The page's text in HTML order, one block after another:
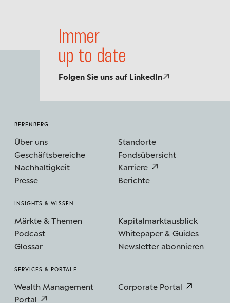
Immer
up to date
Folgen Sie uns auf LinkedIn
BERENBERG
Über uns
Standorte
Geschäftsbereiche
Fondsübersicht
Nachhaltigkeit
Karriere
Presse
Berichte
INSIGHTS & WISSEN
Märkte & Themen
Kapitalmarktausblick
Podcast
Whitepaper & Guides
Glossar
Newsletter abonnieren
SERVICES & PORTALE
Wealth Management
Portal
Corporate Portal